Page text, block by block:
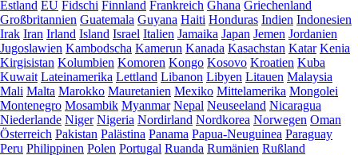
Estland EU Fidschi Finnland Frankreich Ghana Griechenland
Großbritannien Guatemala Guyana Haiti Honduras Indien Indonesien
Irak Iran Irland Island Israel Italien Jamaika Japan Jemen Jordanien
Jugoslawien Kambodscha Kamerun Kanada Kasachstan Katar Kenia
Kirgisistan Kolumbien Komoren Kongo Kosovo Kroatien Kuba
Kuwait Lateinamerika Lettland Libanon Libyen Litauen Malaysia
Mali Malta Marokko Mauretanien Mexiko Mittelamerika Mongolei
Montenegro Mosambik Myanmar Nepal Neuseeland Nicaragua
Niederlande Niger Nigeria Nordirland Nordkorea Norwegen Oman
Österreich Pakistan Palästina Panama Papua-Neuguinea Paraguay
Peru Philippinen Polen Portugal Ruanda Rumänien Rußland